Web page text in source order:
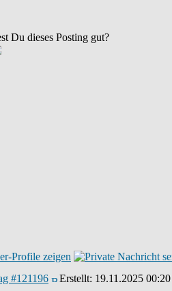
Du dieses Posting gut?
#121196 Erstellt: 19.11.2025 00:20